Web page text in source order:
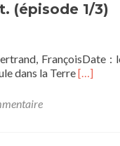
(épisode 1/3)
FrançoisDate :
dans la TerreEn
[…]